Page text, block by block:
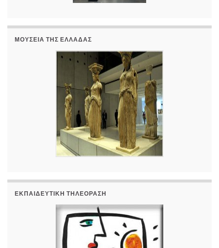
ΜΟΥΣΕΊΑ ΤΗΣ ΕΛΛΆΔΑΣ
ΕΚΠΑΙΔΕΥΤΙΚΉ ΤΗΛΕΌΡΑΣΗ